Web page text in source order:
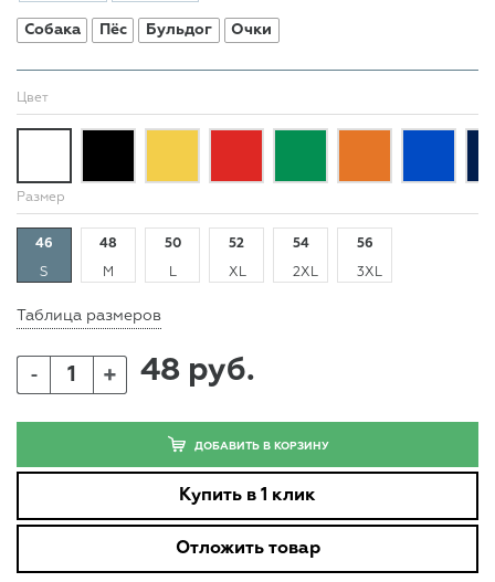
Собака Пёс Бульдог Очки
Цвет
Размер
46
S
48
M
50
L
52
XL
54
2XL
56
3XL
Таблица размеров
- + 48 руб.
ДОБАВИТЬ В КОРЗИНУ
Купить в 1 клик
Отложить товар